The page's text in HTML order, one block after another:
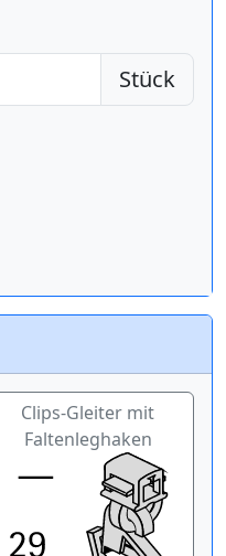
Stück
Clips-Gleiter mit
Faltenleghaken